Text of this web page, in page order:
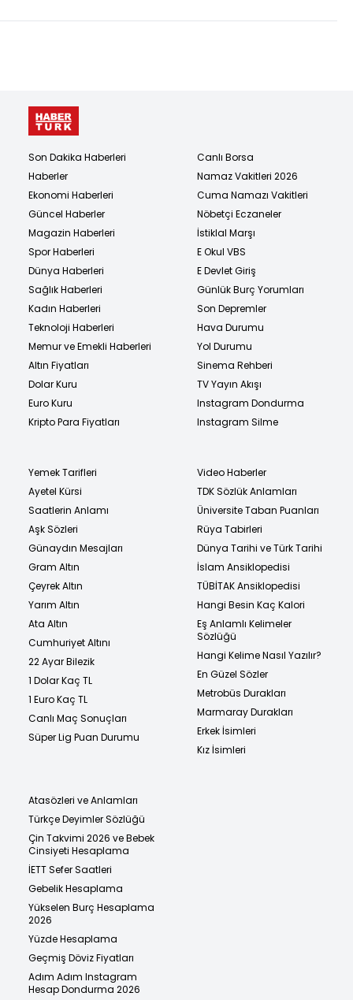
Son Dakika Haberleri
Haberler
Ekonomi Haberleri
Güncel Haberler
Magazin Haberleri
Spor Haberleri
Dünya Haberleri
Sağlık Haberleri
Kadın Haberleri
Teknoloji Haberleri
Memur ve Emekli Haberleri
Altın Fiyatları
Dolar Kuru
Euro Kuru
Kripto Para Fiyatları
Canlı Borsa
Namaz Vakitleri 2026
Cuma Namazı Vakitleri
Nöbetçi Eczaneler
İstiklal Marşı
E Okul VBS
E Devlet Giriş
Günlük Burç Yorumları
Son Depremler
Hava Durumu
Yol Durumu
Sinema Rehberi
TV Yayın Akışı
Instagram Dondurma
Instagram Silme
Yemek Tarifleri
Ayetel Kürsi
Saatlerin Anlamı
Aşk Sözleri
Günaydın Mesajları
Gram Altın
Çeyrek Altın
Yarım Altın
Ata Altın
Cumhuriyet Altını
22 Ayar Bilezik
1 Dolar Kaç TL
1 Euro Kaç TL
Canlı Maç Sonuçları
Süper Lig Puan Durumu
Video Haberler
TDK Sözlük Anlamları
Üniversite Taban Puanları
Rüya Tabirleri
Dünya Tarihi ve Türk Tarihi
İslam Ansiklopedisi
TÜBİTAK Ansiklopedisi
Hangi Besin Kaç Kalori
Eş Anlamlı Kelimeler
Sözlüğü
Hangi Kelime Nasıl Yazılır?
En Güzel Sözler
Metrobüs Durakları
Marmaray Durakları
Erkek İsimleri
Kız İsimleri
Atasözleri ve Anlamları
Türkçe Deyimler Sözlüğü
Çin Takvimi 2026 ve Bebek
Cinsiyeti Hesaplama
İETT Sefer Saatleri
Gebelik Hesaplama
Yükselen Burç Hesaplama
2026
Yüzde Hesaplama
Geçmiş Döviz Fiyatları
Adım Adım Instagram
Hesap Dondurma 2026